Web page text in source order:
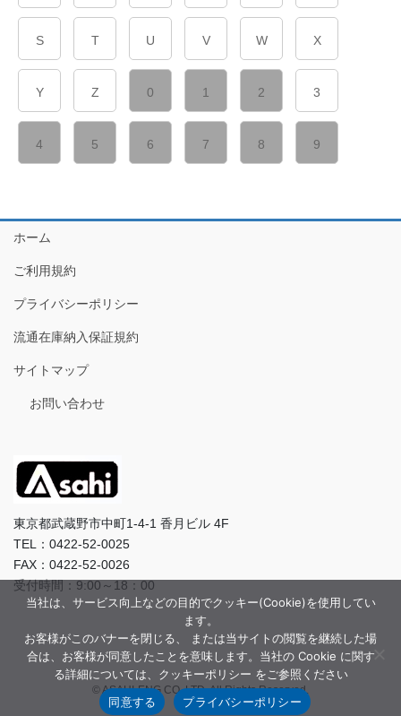
S T U V W X
Y Z 0 1 2 3
4 5 6 7 8 9
ホーム
ご利用規約
プライバシーポリシー
流通在庫納入保証規約
サイトマップ
お問い合わせ
東京都武蔵野市中町1-4-1 香月ビル 4F
TEL：0422-52-0025
FAX：0422-52-0026
受付時間：9:00～18：00
© ASAHI-ENG CO.,LTD. All Rights Reserved.
当社は、サービス向上などの目的でクッキー(Cookie)を使用してい
ます。
お客様がこのバナーを閉じる、 または当サイトの閲覧を継続した場
合は、お客様が同意したことを意味します。当社の Cookie に関す
る詳細については、クッキーポリシー をご参照ください
同意する
プライバシーポリシー